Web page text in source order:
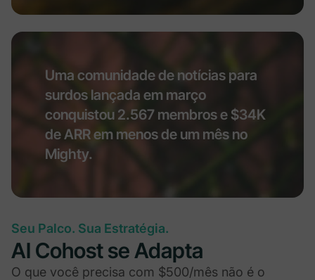
Uma comunidade de notícias para
surdos lançada em março
conquistou 2.567 membros e $34K
de ARR em menos de um mês no
Mighty.
Seu Palco. Sua Estratégia.
AI Cohost se Adapta
O que você precisa com $500/mês não é o